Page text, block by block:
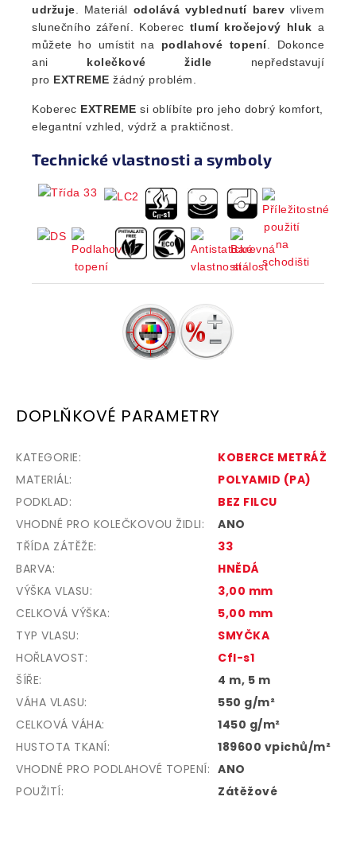
udržuje. Materiál odolává vyblednutí barev vlivem
slunečního záření. Koberec tlumí kročejový hluk a
můžete ho umístit na podlahové topení. Dokonce
ani kolečkové židle nepředstavují
pro EXTREME žádný problém.
Koberec EXTREME si oblíbíte pro jeho dobrý komfort,
elegantní vzhled, výdrž a praktičnost.
Technické vlastnosti a symboly
DOPLŇKOVÉ PARAMETRY
KATEGORIE:
KOBERCE METRÁŽ
MATERIÁL:
POLYAMID (PA)
PODKLAD:
BEZ FILCU
VHODNÉ PRO KOLEČKOVOU ŽIDLI:
ANO
TŘÍDA ZÁTĚŽE:
33
BARVA:
HNĚDÁ
VÝŠKA VLASU:
3,00 mm
CELKOVÁ VÝŠKA:
5,00 mm
TYP VLASU:
SMYČKA
HOŘLAVOST:
Cfl-s1
ŠÍŘE:
4 m, 5 m
VÁHA VLASU:
550 g/m²
CELKOVÁ VÁHA:
1450 g/m²
HUSTOTA TKANÍ:
189600 vpichů/m²
VHODNÉ PRO PODLAHOVÉ TOPENÍ: ANO
POUŽITÍ: Zátěžové